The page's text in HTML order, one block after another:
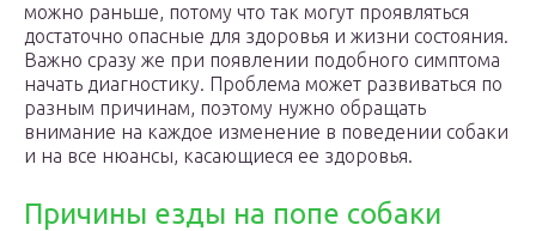
можно раньше, потому что так могут проявляться
достаточно опасные для здоровья и жизни состояния.
Важно сразу же при появлении подобного симптома
начать диагностику. Проблема может развиваться по
разным причинам, поэтому нужно обращать
внимание на каждое изменение в поведении собаки
и на все нюансы, касающиеся ее здоровья.
Причины езды на попе собаки